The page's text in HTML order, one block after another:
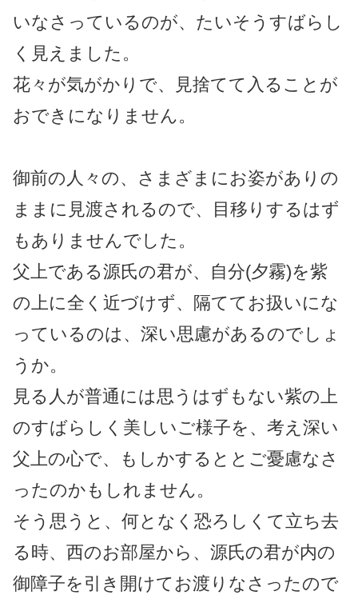
いなさっているのが、たいそうすばらし
く見えました。
花々が気がかりで、見捨てて入ることが
おできになりません。
御前の人々の、さまざまにお姿がありの
ままに見渡されるので、目移りするはず
もありませんでした。
父上である源氏の君が、自分(夕霧)を紫
の上に全く近づけず、隔ててお扱いにな
っているのは、深い思慮があるのでしょ
うか。
見る人が普通には思うはずもない紫の上
のすばらしく美しいご様子を、考え深い
父上の心で、もしかするととご憂慮なさ
ったのかもしれません。
そう思うと、何となく恐ろしくて立ち去
る時、西のお部屋から、源氏の君が内の
御障子を引き開けてお渡りなさったので